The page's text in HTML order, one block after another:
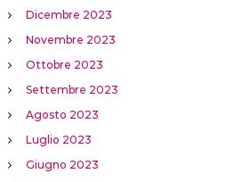
Dicembre 2023
Novembre 2023
Ottobre 2023
Settembre 2023
Agosto 2023
Luglio 2023
Giugno 2023